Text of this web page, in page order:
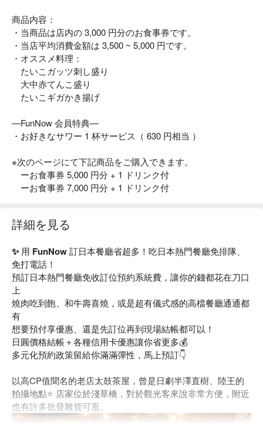
商品内容：
・当商品は店内の 3,000 円分のお食事券です。
・当店平均消費金額は 3,500 ~ 5,000 円です。
・オススメ料理：
たいこガッツ刺し盛り
大中赤てんこ盛り
たいこギガかき揚げ
—FunNow 会員特典—
・お好きなサワー 1 杯サービス（ 630 円相当 ）
※次のページにて下記商品をご購入できます。
ーお食事券 5,000 円分 + 1 ドリンク付
ーお食事券 7,000 円分 + 1 ドリンク付
詳細を見る
✨ 用 FunNow 訂日本餐廳省超多！吃日本熱門餐廳免排隊、
免打電話！
預訂日本熱門餐廳免收訂位預約系統費，讓你的錢都花在刀口
上
燒肉吃到飽、和牛壽喜燒，或是超有儀式感的高檔餐廳通通都
有
想要預付享優惠、還是先訂位再到現場結帳都可以！
日圓價格結帳＋各種信用卡優惠讓你省更多💰
多元化預約政策留給你滿滿彈性，馬上預訂👇
以高CP值聞名的老店太鼓茶屋，曾是日劇半澤直樹、陸王的
拍攝地點⭐️ 店家位於淺草橋，對於觀光客來說非常方便，附近
也有許多批發雜貨可逛。